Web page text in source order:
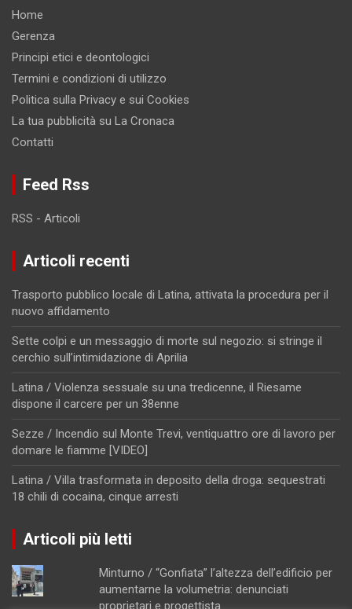
Home
Gerenza
Principi etici e deontologici
Termini e condizioni di utilizzo
Politica sulla Privacy e sui Cookies
La tua pubblicità su La Cronaca
Contatti
Feed Rss
RSS - Articoli
Articoli recenti
Trasporto pubblico locale di Latina, attivata la procedura per il
nuovo affidamento
Sette colpi e un messaggio di morte sul negozio: si stringe il
cerchio sull’intimidazione di Aprilia
Latina / Violenza sessuale su una tredicenne, il Riesame
dispone il carcere per un 38enne
Sezze / Incendio sul Monte Trevi, ventiquattro ore di lavoro per
domare le fiamme [VIDEO]
Latina / Villa trasformata in deposito della droga: sequestrati
18 chili di cocaina, cinque arresti
Articoli più letti
Minturno / “Gonfiata” l’altezza dell’edificio per
aumentarne la volumetria: denunciati
proprietari e progettista